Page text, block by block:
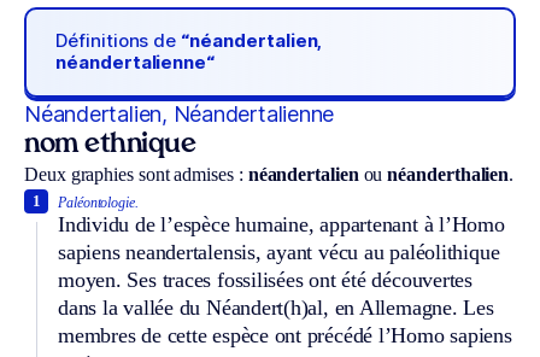
Définitions de “néandertalien,
néandertalienne“
Néandertalien, Néandertalienne
nom ethnique
Deux graphies sont admises : néandertalien ounéanderthalien.
Paléontologie.
Individu de l’espèce humaine, appartenant à l’Homo
sapiens neandertalensis, ayant vécu au paléolithique
moyen. Ses traces fossilisées ont été découvertes
dans la vallée du Néandert(h)al, en Allemagne. Les
membres de cette espèce ont précédé l’Homo sapiens
1